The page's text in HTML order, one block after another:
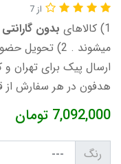
از 7
1) کالاهای بدون گارانتی
میشوند . 2) تحویل حضوری کالاهای
هدفون در هر سفارش از
7,092,000 تومان
رنگ